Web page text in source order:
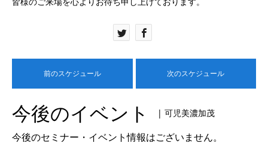
前のスケジュール 次のスケジュール
今後のイベント | 可児美濃加茂
今後のセミナー・イベント情報はございません。